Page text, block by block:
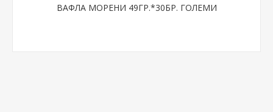
ВАФЛА МОРЕНИ 49ГР.*30БР. ГОЛЕМИ